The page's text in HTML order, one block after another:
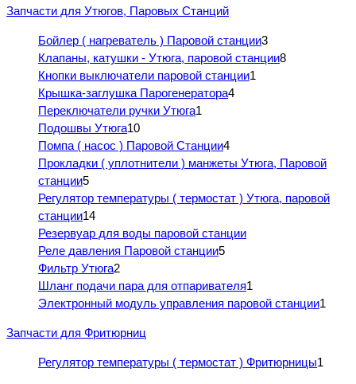
Запчасти для Утюгов, Паровых Станций
Бойлер ( нагреватель ) Паровой станции3
Клапаны, катушки - Утюга, паровой станции8
Кнопки выключатели паровой станции1
Крышка-заглушка Парогенератора4
Переключатели ручки Утюга1
Подошвы Утюга10
Помпа ( насос ) Паровой Станции4
Прокладки ( уплотнители ) манжеты Утюга, Паровой
станции5
Регулятор температуры ( термостат ) Утюга, паровой
станции14
Резервуар для воды паровой станции
Реле давления Паровой станции5
Фильтр Утюга2
Шланг подачи пара для отпаривателя1
Электронный модуль управления паровой станции1
Запчасти для Фритюрниц
Регулятор температуры ( термостат ) Фритюрницы1